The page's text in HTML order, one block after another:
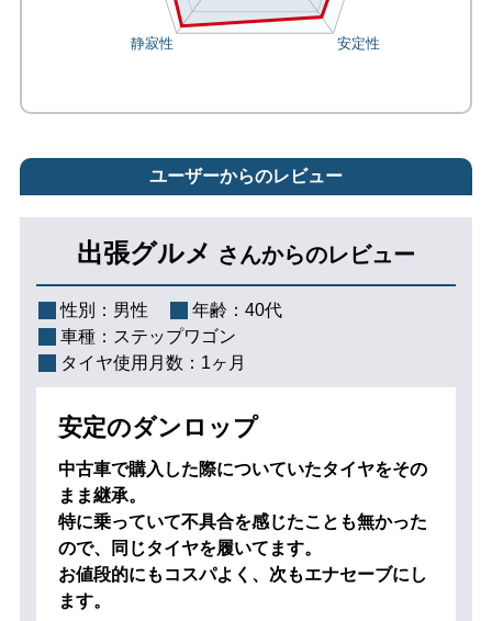
ユーザーからのレビュー
出張グルメ さんからのレビュー
性別： 男性 年齢： 40代
車種： ステップワゴン
タイヤ使用月数： 1ヶ月
安定のダンロップ
中古車で購入した際についていたタイヤをその
まま継承。
特に乗っていて不具合を感じたことも無かった
ので、同じタイヤを履いてます。
お値段的にもコスパよく、次もエナセーブにし
ます。